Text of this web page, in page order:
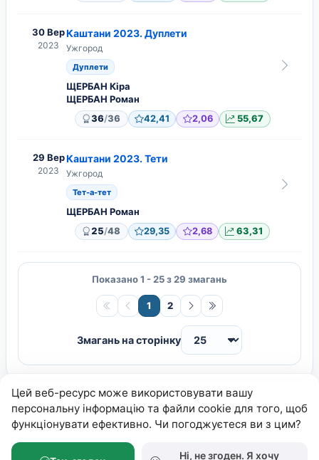
Цей веб-ресурс може використовувати вашу
персональну інформацію та файли cookie для того, щоб
функціонувати ефективно. Чи погоджуєтеся ви з цим?
Ні, не згоден. Я хочу
30 Вер
2023
Каштани 2023. Дуплети
Ужгород
Дуплети
ЩЕРБАН Кіра
ЩЕРБАН Роман
36/36 42,41 2,06 55,67
29 Вер
2023
Каштани 2023. Тети
Ужгород
Тет-а-тет
ЩЕРБАН Роман
25/48 29,35 2,68 63,31
Показано 1 - 25 з 29 змагань
1 2
Змагань на сторінку